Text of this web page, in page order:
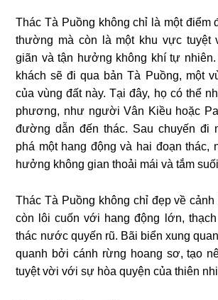
Thác Tà Puồng không chỉ là một điểm
thường mà còn là một khu vực tuyệt
giãn và tận hưởng không khí tự
khách sẽ đi qua bản Tà Puồng, một
của vùng đất này. Tại đây, họ có thể
phương, như người Vân Kiều hoặc
đường dẫn đến thác. Sau chuyến đi
phá một hang động và hai đoạn thác,
hưởng không gian thoải mái và tắm
Thác Tà Puồng không chỉ đẹp về
còn lôi cuốn với hang động lớn,
thác nước quyến rũ. Bãi biển xung
quanh bởi cánh rừng hoang sơ, tạo
tuyệt vời với sự hòa quyện của thiên